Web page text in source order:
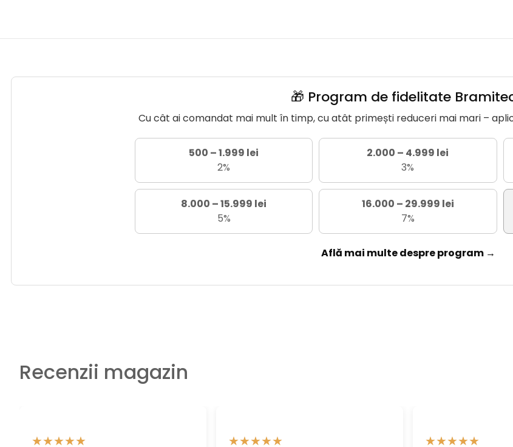
🎁 Program de fidelitate
Cu cât ai comandat mai mult în timp, cu atât primești reduceri mai mari –
500 – 1.999 lei
2%
2.000 – 4.999 lei
3%
8.000 – 15.999 lei
5%
16.000 – 29.999 lei
7%
Află mai multe despre program →
Recenzii magazin